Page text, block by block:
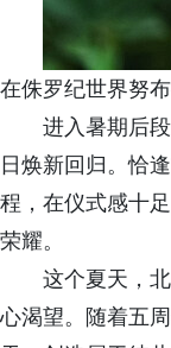
在侏罗纪世界努
进入暑期后
日焕新回归。恰
程，在仪式感十
荣耀。
这个夏天，
心渴望。随着五